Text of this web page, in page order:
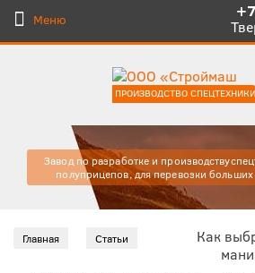
Меню
ПРОИЗВОДСТВО СПЕЦТЕХНИКИ
Завод по разработке и производству
полуприцепов, дляперевозки
Главная Статьи
Как